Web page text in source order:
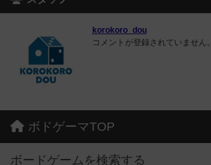
korokoro_dou
コメントが登録されていません。
ボドゲーマTOP
ボードゲームを検索する